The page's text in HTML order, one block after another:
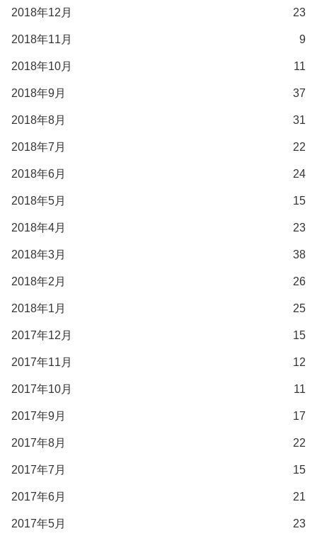
2018年12月 23
2018年11月 9
2018年10月 11
2018年9月 37
2018年8月 31
2018年7月 22
2018年6月 24
2018年5月 15
2018年4月 23
2018年3月 38
2018年2月 26
2018年1月 25
2017年12月 15
2017年11月 12
2017年10月 11
2017年9月 17
2017年8月 22
2017年7月 15
2017年6月 21
2017年5月 23